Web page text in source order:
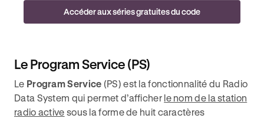
Accéder aux séries gratuites du code
Le Program Service (PS)
Le Program Service (PS) est la fonctionnalité du Radio
Data System qui permet d’afficher le nom de la station
radio active sous la forme de huit caractères